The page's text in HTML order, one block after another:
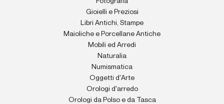
Gioielli e Preziosi
Libri Antichi, Stampe
Maioliche e Porcellane Antiche
Mobili ed Arredi
Naturalia
Numismatica
Oggetti d'Arte
Orologi d'arredo
Orologi da Polso e da Tasca